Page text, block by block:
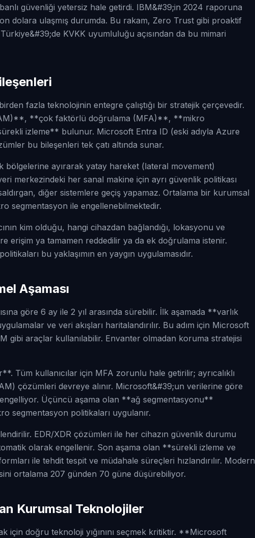
güvenliği yetersiz hale getirdi. IBM&#39;in 2024 raporuna
dolara ulaşmış durumda. Bu rakam, Zero Trust gibi proaktif
KVKK uyumluluğu açısından da bu mimari
fazla teknolojinin entegre çalıştığı bir stratejik çerçevedir.
**çok faktörlü doğrulama (MFA)**, **mikro
izleme** bulunur. Microsoft Entra ID (eski adıyla Azure
bu bileşenleri tek çatı altında sunar.
ayırarak yatay hareket (lateral movement)
merkezindeki her sanal makine için ayrı güvenlik politikası
diğer sistemlere geçiş yapamaz. Ortalama bir kurumsal
segmentasyon ile engellenebilmektedir.
kim olduğu, hangi cihazdan bağlandığı, lokasyonu ve
erişim ya tamamen reddedilir ya da ek doğrulama istenir.
bu yaklaşımın en yaygın uygulamasıdır.
Aşaması
göre 6 ay ile 2 yıl arasında sürebilir. İlk aşamada **varlık
ve veri akışları haritalandırılır. Bu adım için Microsoft
gibi araçlar kullanılabilir. Envanter olmadan koruma stratejisi
Tüm kullanıcılar için MFA zorunlu hale getirilir; ayrıcalıklı
çözümleri devreye alınır. Microsoft&#39;un verilerine göre
engelliyor. Üçüncü aşama olan **ağ segmentasyonu**
segmentasyon politikaları uygulanır.
EDR/XDR çözümleri ile her cihazın güvenlik durumu
olarak engellenir. Son aşama olan **sürekli izleme ve
ile tehdit tespit ve müdahale süreçleri hızlandırılır. Modern
ortalama 207 günden 70 güne düşürebiliyor.
Kurumsal Teknolojiler
için doğru teknoloji yığınını seçmek kritiktir. **Microsoft